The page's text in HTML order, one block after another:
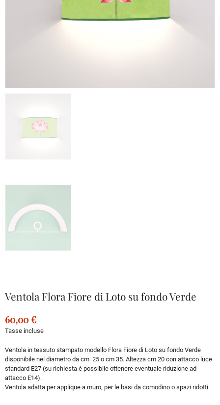
Ventola Flora Fiore di Loto su fondo Verde
60,00 €
Tasse incluse
Ventola in tessuto stampato modello Flora Fiore di Loto su fondo Verde
disponibile nel diametro da cm. 25 o cm 35. Altezza cm 20 con attacco luce
standard E27 (su richiesta è possibile ottenere eventuale riduzione ad
attacco E14).
Ventola adatta per applique a muro, per le basi da comodino o spazi ridotti